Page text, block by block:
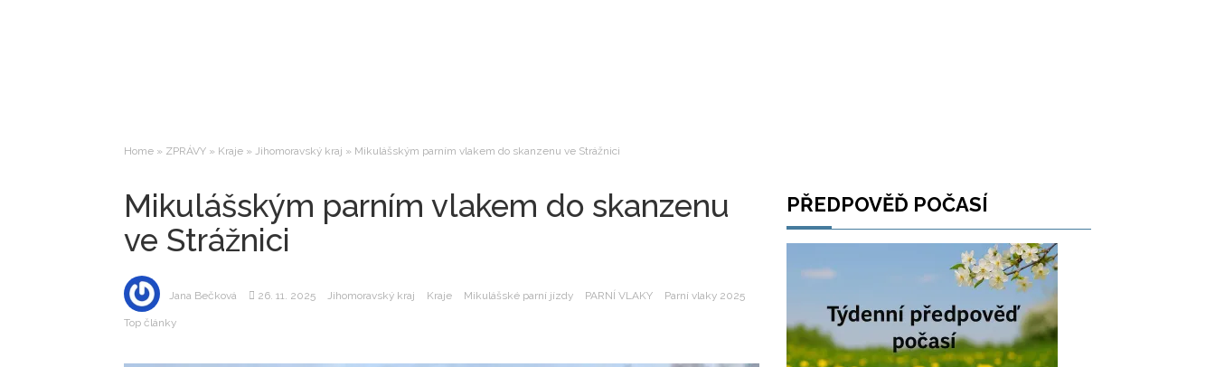
Home » ZPRÁVY » Kraje » Jihomoravský kraj » Mikulášským parním vlakem do skanzenu ve Strážnici
Mikulášským parním vlakem do skanzenu
ve Strážnici
Jana Bečková 26. 11. 2025 Jihomoravský kraj Kraje Mikulášské parní jízdy PARNÍ VLAKY Parní vlaky 2025
Top články
PŘEDPOVĚĎ POČASÍ